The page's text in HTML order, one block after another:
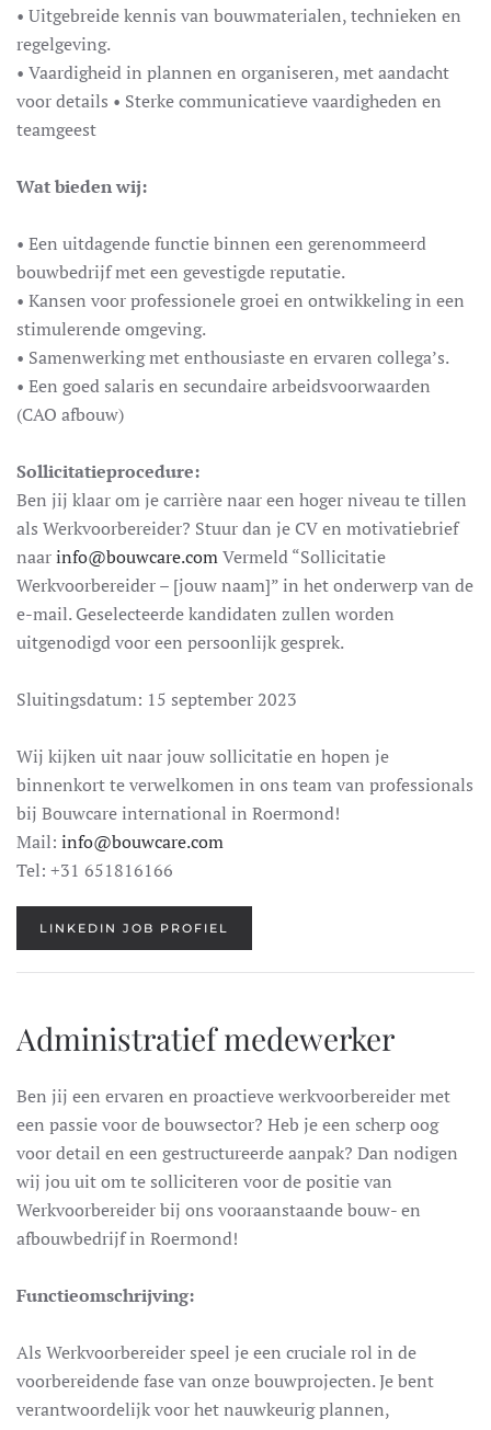
• Uitgebreide kennis van bouwmaterialen, technieken en
regelgeving.
• Vaardigheid in plannen en organiseren, met aandacht
voor details • Sterke communicatieve vaardigheden en
teamgeest
Wat bieden wij:
• Een uitdagende functie binnen een gerenommeerd
bouwbedrijf met een gevestigde reputatie.
• Kansen voor professionele groei en ontwikkeling in een
stimulerende omgeving.
• Samenwerking met enthousiaste en ervaren collega’s.
• Een goed salaris en secundaire arbeidsvoorwaarden
(CAO afbouw)
Sollicitatieprocedure:
Ben jij klaar om je carrière naar een hoger niveau te tillen
als Werkvoorbereider? Stuur dan je CV en motivatiebrief
naarinfo@bouwcare.comVermeld “Sollicitatie
Werkvoorbereider – [jouw naam]” in het onderwerp van de
e-mail. Geselecteerde kandidaten zullen worden
uitgenodigd voor een persoonlijk gesprek.
Sluitingsdatum: 15 september 2023
Wij kijken uit naar jouw sollicitatie en hopen je
binnenkort te verwelkomen in ons team van professionals
bij Bouwcare international in Roermond!
Mail: info@bouwcare.com
Tel: +31 651816166
LINKEDIN JOB PROFIEL
Administratief medewerker
Ben jij een ervaren en proactieve werkvoorbereider met
een passie voor de bouwsector? Heb je een scherp oog
voor detail en een gestructureerde aanpak? Dan nodigen
wij jou uit om te solliciteren voor de positie van
Werkvoorbereider bij ons vooraanstaande bouw- en
afbouwbedrijf in Roermond!
Functieomschrijving:
Als Werkvoorbereider speel je een cruciale rol in de
voorbereidende fase van onze bouwprojecten. Je bent
verantwoordelijk voor het nauwkeurig plannen,